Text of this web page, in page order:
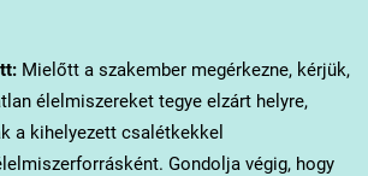
Mielőtt a szakember megérkezne, kérjük,
élelmiszereket tegye elzárt helyre,
a kihelyezett csalétkekkel
Gondolja végig, hogy